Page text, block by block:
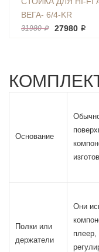
ВЕГА- 6/4-KR
31980 ₽ 27980 ₽
Основание
поверхность,
Полки или
держатели
Они
компонентов
плеер,